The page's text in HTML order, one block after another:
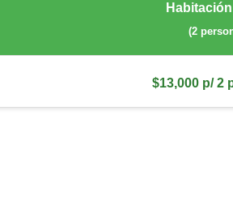
(2
$13,000 p/ 2